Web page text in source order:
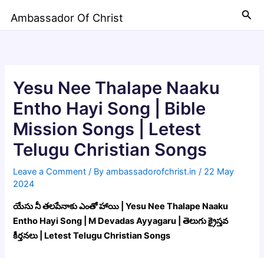
Ambassador Of Christ
Yesu Nee Thalape Naaku
Entho Hayi Song | Bible
Mission Songs | Letest
Telugu Christian Songs
Leave a Comment / Byambassadorofchrist.in/ 22 May
2024
యేసు నీ తలపేనాకు ఎంతో హాయి | Yesu Nee Thalape Naaku
Entho Hayi Song | M Devadas Ayyagaru | తెలుగు క్రైస్తవ
కీర్తనలు | Letest Telugu Christian Songs